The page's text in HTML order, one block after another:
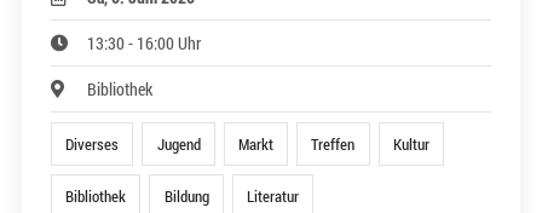
13:30 - 16:00 Uhr
Bibliothek
Diverses Jugend Markt Treffen Kultur
Bibliothek Bildung Literatur